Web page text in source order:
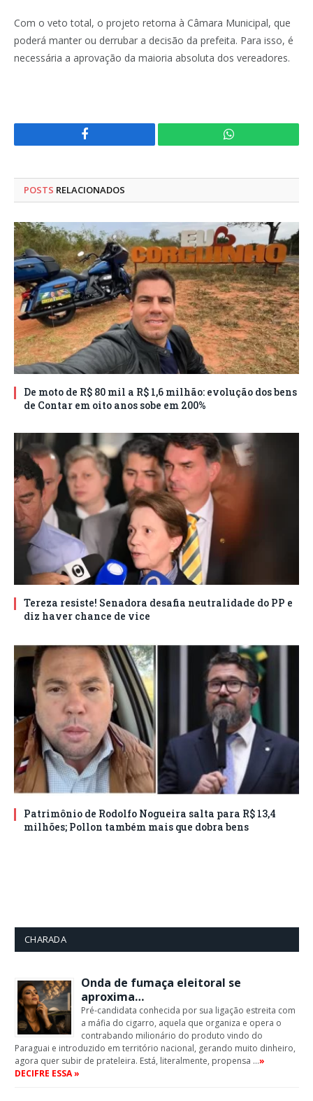
Com o veto total, o projeto retorna à Câmara Municipal, que
poderá manter ou derrubar a decisão da prefeita. Para isso, é
necessária a aprovação da maioria absoluta dos vereadores.
Facebook WhatsApp
POSTS RELACIONADOS
De moto de R$ 80 mil a R$ 1,6 milhão: evolução dos bens
de Contar em oito anos sobe em 200%
Tereza resiste! Senadora desafia neutralidade do PP e
diz haver chance de vice
Patrimônio de Rodolfo Nogueira salta para R$ 13,4
milhões; Pollon também mais que dobra bens
CHARADA
Onda de fumaça eleitoral se
aproxima…
Pré-candidata conhecida por sua ligação estreita com
a máfia do cigarro, aquela que organiza e opera o
contrabando milionário do produto vindo do
Paraguai e introduzido em território nacional, gerando muito dinheiro,
agora quer subir de prateleira. Está, literalmente, propensa …»
DECIFRE ESSA »